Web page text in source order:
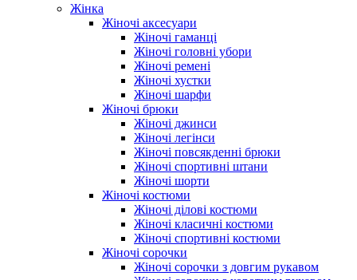
Жінка
Жіночі аксесуари
Жіночі гаманці
Жіночі головні убори
Жіночі ремені
Жіночі хустки
Жіночі шарфи
Жіночі брюки
Жіночі джинси
Жіночі легінси
Жіночі повсякденні брюки
Жіночі спортивні штани
Жіночі шорти
Жіночі костюми
Жіночі ділові костюми
Жіночі класичні костюми
Жіночі спортивні костюми
Жіночі сорочки
Жіночі сорочки з довгим рукавом